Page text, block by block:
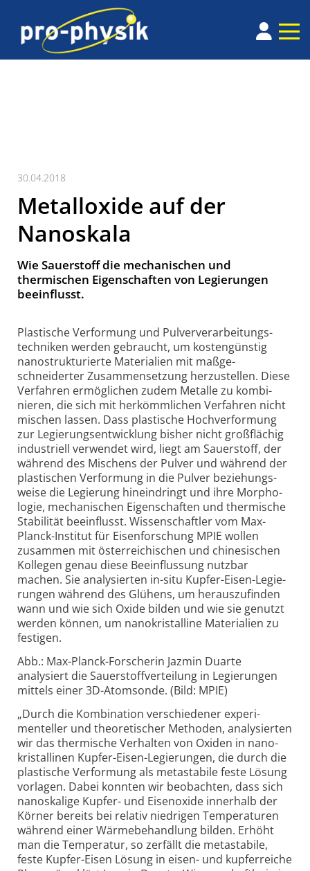
30.04.2018
Metalloxide auf der
Nanoskala
Wie Sauerstoff die mechanischen und
thermischen Eigenschaften von Legierungen
beeinflusst.
Plastische Verformung und Pulver­verarbeitungs­
techniken werden gebraucht, um kosten­günstig
nanostruk­turierte Materialien mit maßge­
schneiderter Zusammen­setzung herzu­stellen. Diese
Verfahren ermög­lichen zudem Metalle zu kombi­
nieren, die sich mit herkömm­lichen Verfahren nicht
mischen lassen. Dass plas­tische Hochver­formung
zur Legierungs­entwicklung bisher nicht groß­flächig
indus­triell verwendet wird, liegt am Sauerstoff, der
während des Mischens der Pulver und während der
plas­tischen Verformung in die Pulver beziehungs­
weise die Legierung hinein­dringt und ihre Morpho­
logie, mecha­nischen Eigen­schaften und ther­mische
Stabilität beein­flusst. Wissen­schaftler vom Max-
Planck-Institut für Eisen­forschung MPIE wollen
zusammen mit öster­reichischen und chine­sischen
Kollegen genau diese Beein­flussung nutzbar
machen. Sie analy­sierten in-situ Kupfer-Eisen-Legie­
rungen während des Glühens, um heraus­zufinden
wann und wie sich Oxide bilden und wie sie genutzt
werden können, um nano­kristalline Materia­lien zu
festigen.
Abb.: Max-Planck-Forscherin Jazmin Duarte
analysiert die Sauerstoffverteilung in Legierungen
mittels einer 3D-Atomsonde. (Bild: MPIE)
„Durch die Kombi­nation verschie­dener experi­
menteller und theo­retischer Methoden, analy­sierten
wir das ther­mische Verhalten von Oxiden in nano­
kristallinen Kupfer-Eisen-Legierungen, die durch die
plas­tische Verformung als meta­stabile feste Lösung
vorlagen. Dabei konnten wir beo­bachten, dass sich
nano­skalige Kupfer- und Eisen­oxide innerhalb der
Körner bereits bei relativ niedrigen Tempera­turen
während einer Wärme­behandlung bilden. Erhöht
man die Tempe­ratur, so zerfällt die meta­stabile,
feste Kupfer-Eisen Lösung in eisen- und kupfer­reiche